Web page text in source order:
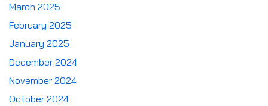
March 2025
February 2025
January 2025
December 2024
November 2024
October 2024